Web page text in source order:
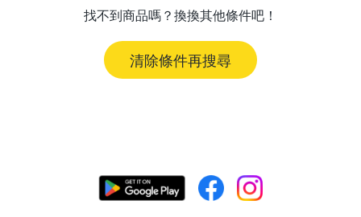
找不到商品嗎？換換其他條件吧！
清除條件再搜尋